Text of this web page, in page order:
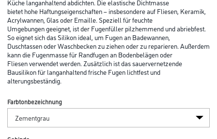
Küche langanhaltend abdichten. Die elastische Dichtmasse
bietet hohe Haftungseigenschaften – insbesondere auf Fliesen, Keramik,
Acrylwannen, Glas oder Emaille. Speziell für feuchte
Umgebungen geeignet, ist der Fugenfüller pilzhemmend und abriebfest.
So eignet sich das Silikon ideal, um Fugen an Badewannen,
Duschtassen oder Waschbecken zu ziehen oder zu reparieren. Außerdem
kann die Fugenmasse für Randfugen an Bodenbelägen oder
Fliesen verwendet werden. Zusätzlich ist das sauervernetzende
Bausilikon für langanhaltend frische Fugen lichtfest und
alterungsbeständig.
Farbtonbezeichnung